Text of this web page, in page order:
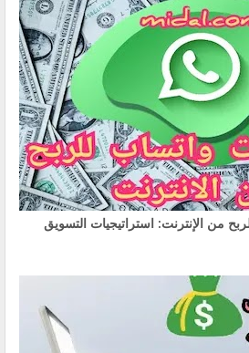
من الإنترنت: استراتيجيات التسويق